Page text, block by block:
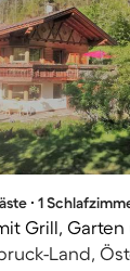
∙ 1
Grill, Garten
Land,